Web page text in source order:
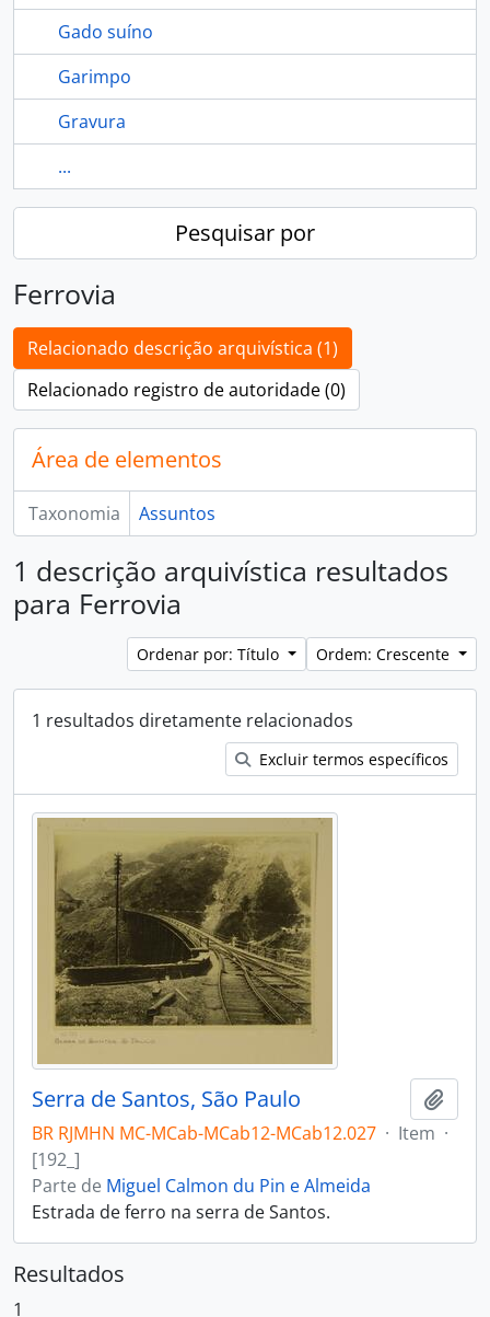
Gado suíno
Garimpo
Gravura
...
Pesquisar por
Ferrovia
Relacionado descrição arquivística (1)
Relacionado registro de autoridade (0)
Área de elementos
Taxonomia Assuntos
1 descrição arquivística resultados
para Ferrovia
Ordenar por: Título Ordem: Crescente
1 resultados diretamente relacionados
Excluir termos específicos
Serra de Santos, São Paulo
BR RJMHN MC-MCab-MCab12-MCab12.027 · Item ·
[192_]
Parte de Miguel Calmon du Pin e Almeida
Estrada de ferro na serra de Santos.
Resultados
1